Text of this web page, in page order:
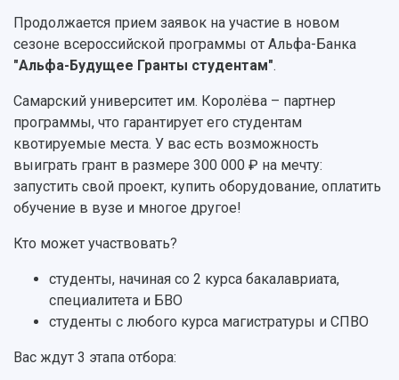
Попечительский совет
Ученый совет
Ректорат
Кадровый резерв
Персоналии
Сотрудники и преподаватели
Заслуженные деятели
Структура университета
Институты и факультеты
Научные подразделения
Отделы и службы
Общественные организации
Институт искусственного интеллекта
Пресс-центр
Газета "Полет"
Мы в соцсетях
Мультимедиа
Подкасты
Просветительский проект "Одержимы
Учебные планы
Дополнительное образование
Образовательные программы
Профессорско-преподавательский состав
Расписание занятий
Стипендии
знание русского языка, истории России и
основ законодательства РФ
Платные образовательные услуги
Скидки на обучение
Научно-технический совет
Научные проекты и темы
Аспирантура и докторантура
Справочные материалы
Научная инфраструктура
Научно-исследовательские подразделения
исследовательской деятельностью
Подразделения научного обслуживания
Организационные документы
деятельности
Продолжается прием заявок на участие в новом
сезоне всероссийской программы от Альфа-Банка
"Альфа-Будущее Гранты студентам".
Самарский университет им. Королёва – партнер
программы, что гарантирует его студентам
квотируемые места. У вас есть возможность
выиграть грант в размере 300 000 ₽ на мечту:
запустить свой проект, купить оборудование, оплатить
обучение в вузе и многое другое!
Кто может участвовать?
студенты, начиная со 2 курса бакалавриата,
специалитета и БВО
студенты с любого курса магистратуры и СПВО
Вас ждут 3 этапа отбора: